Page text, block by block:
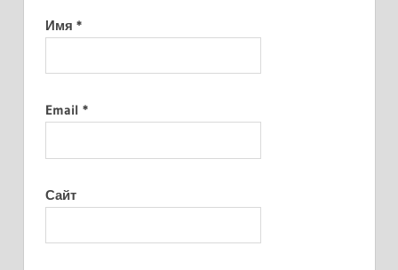
Имя *
Email *
Сайт